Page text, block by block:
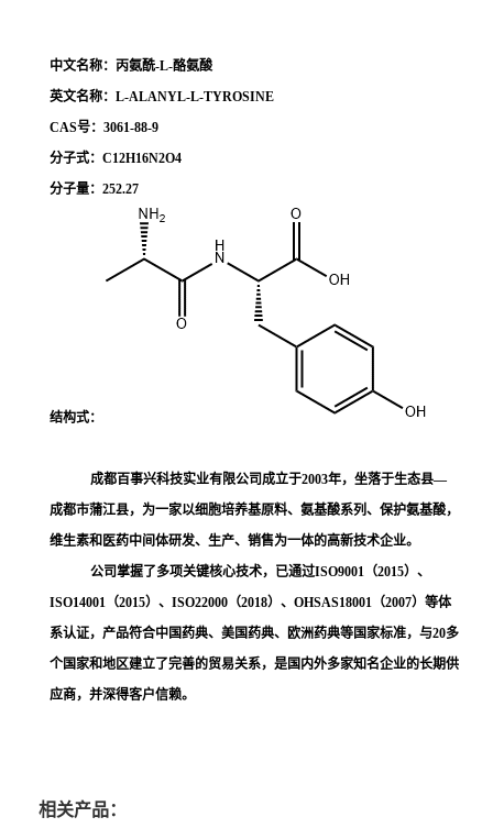
中文名称：丙氨酰-L-酪氨酸
英文名称：L-ALANYL-L-TYROSINE
CAS号：3061-88-9
分子式：C12H16N2O4
分子量：252.27
结构式：
成都百事兴科技实业有限公司成立于2003年，坐落于生态县—
成都市蒲江县，为一家以细胞培养基原料、氨基酸系列、保护氨基酸，
维生素和医药中间体研发、生产、销售为一体的高新技术企业。
公司掌握了多项关键核心技术，已通过ISO9001 （2015）、
ISO14001 （2015）、 ISO22000 （2018）、 OHSAS18001 （2007）等体
系认证，产品符合中国药典、美国药典、欧洲药典等国家标准，与20多
个国家和地区建立了完善的贸易关系，是国内外多家知名企业的长期供
应商，并深得客户信赖。
相关产品：